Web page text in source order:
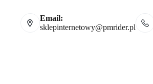
Email:
sklepinternetowy@pmrider.pl